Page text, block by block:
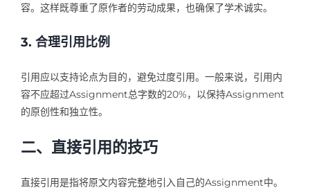
容。这样既尊重了原作者的劳动成果，也确保了学术诚实。
3. 合理引用比例
引用应以支持论点为目的，避免过度引用。一般来说，引用内
容不应超过Assignment总字数的20%，以保持Assignment
的原创性和独立性。
二、直接引用的技巧
直接引用是指将原文内容完整地引入自己的Assignment中。